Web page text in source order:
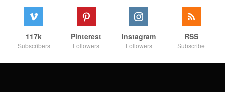
117k
Subscribers
Pinterest
Followers
Instagram
Followers
RSS
Subscribe